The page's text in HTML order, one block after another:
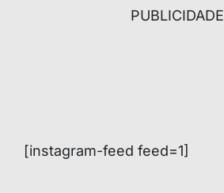
PUBLICIDADE
[instagram-feed feed=1]